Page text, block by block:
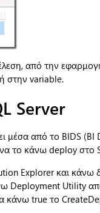
από την
στην variable.
Server
μέσα από το BIDS
το κάνω deploy στο
Explorer και κάνω
Deployment Utility
κάνω true το